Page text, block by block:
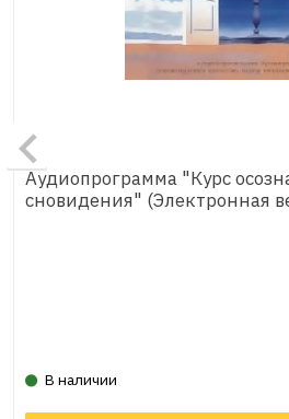
Аудиопрограмма "Курс
сновидения" (Электронная
В наличии